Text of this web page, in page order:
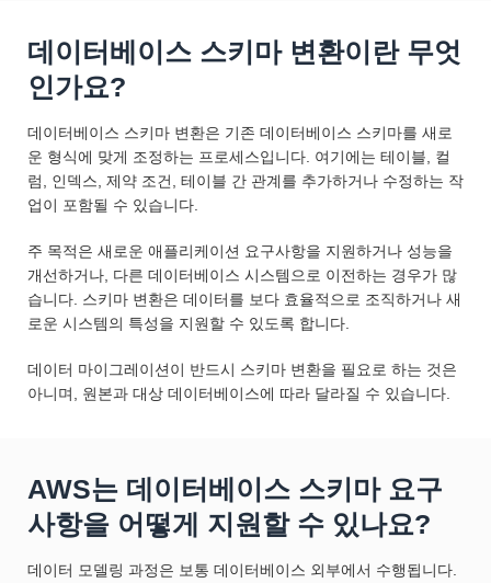
데이터베이스 스키마 변환이란 무엇
인가요?
데이터베이스 스키마 변환은 기존 데이터베이스 스키마를 새로
운 형식에 맞게 조정하는 프로세스입니다. 여기에는 테이블, 컬
럼, 인덱스, 제약 조건, 테이블 간 관계를 추가하거나 수정하는 작
업이 포함될 수 있습니다.
주 목적은 새로운 애플리케이션 요구사항을 지원하거나 성능을
개선하거나, 다른 데이터베이스 시스템으로 이전하는 경우가 많
습니다. 스키마 변환은 데이터를 보다 효율적으로 조직하거나 새
로운 시스템의 특성을 지원할 수 있도록 합니다.
데이터 마이그레이션이 반드시 스키마 변환을 필요로 하는 것은
아니며, 원본과 대상 데이터베이스에 따라 달라질 수 있습니다.
AWS는 데이터베이스 스키마 요구
사항을 어떻게 지원할 수 있나요?
데이터 모델링 과정은 보통 데이터베이스 외부에서 수행됩니다.